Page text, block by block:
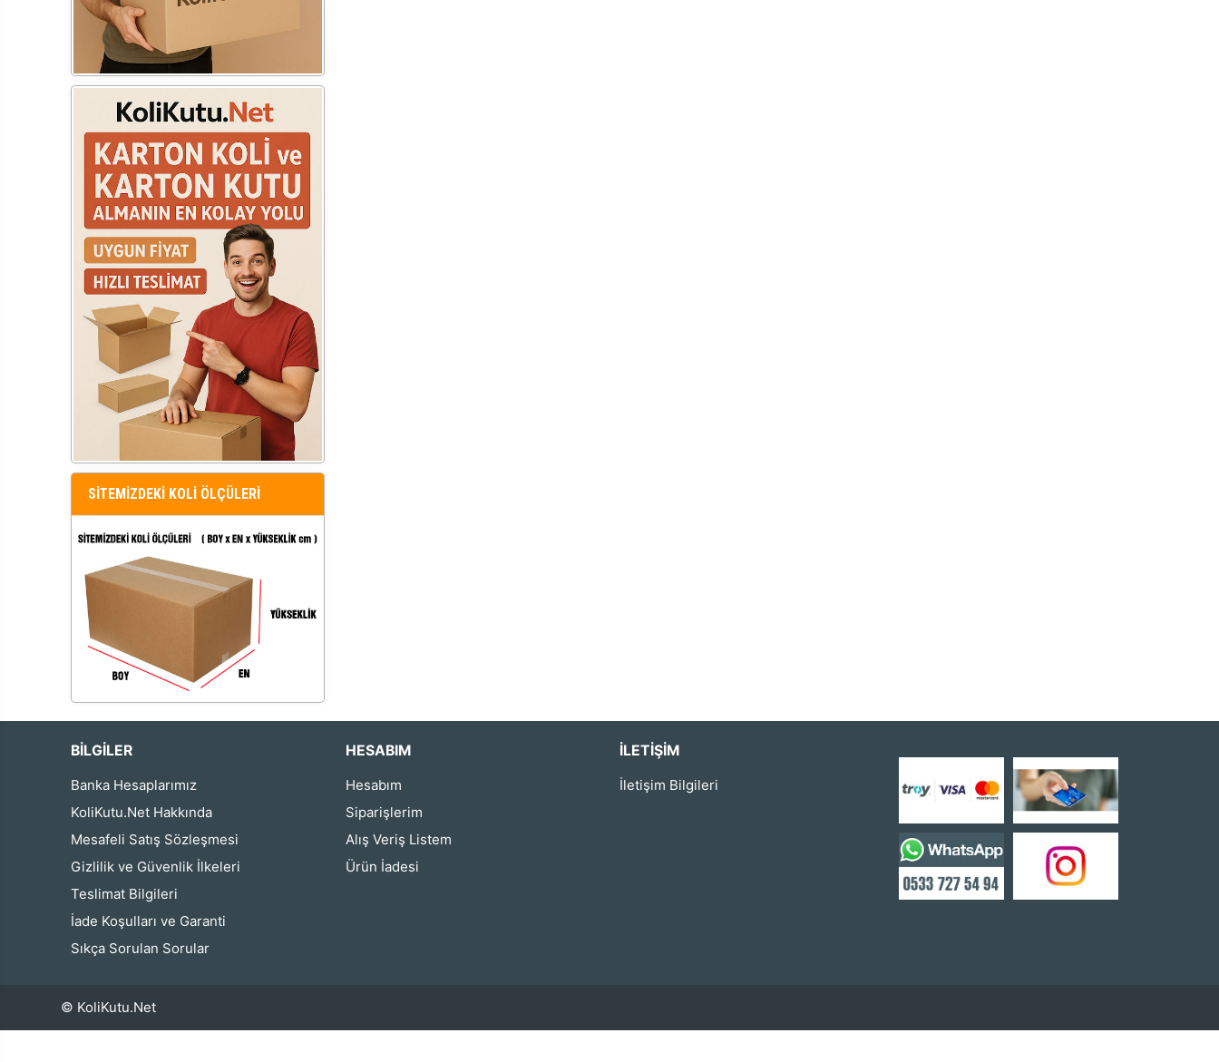
SİTEMİZDEKİ KOLİ ÖLÇÜLERİ
BİLGİLER
Banka Hesaplarımız
KoliKutu.Net Hakkında
Mesafeli Satış Sözleşmesi
Gizlilik ve Güvenlik İlkeleri
Teslimat Bilgileri
İade Koşulları ve Garanti
Sıkça Sorulan Sorular
HESABIM
Hesabım
Siparişlerim
Alış Veriş Listem
Ürün İadesi
İLETIŞIM
İletişim Bilgileri
© KoliKutu.Net